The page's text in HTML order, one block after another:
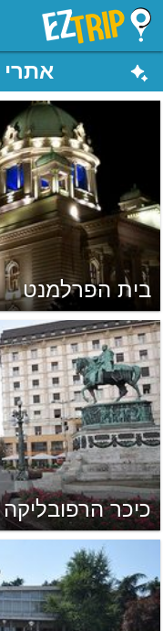
EZTrip
בית הפרלמנט
כיכר